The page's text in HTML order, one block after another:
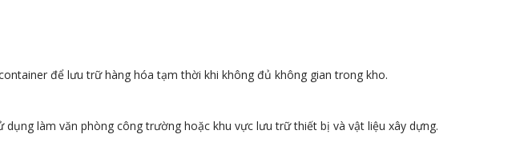
để lưu trữ hàng hóa tạm thời khi không đủ không gian trong kho.
làm văn phòng công trường hoặc khu vực lưu trữ thiết bị và vật liệu xây dựng.